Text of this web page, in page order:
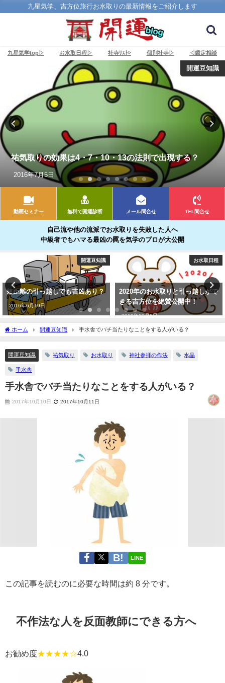
九星気学、吉方位旅行お水取りの最新情報をご紹介します
九星気学top▷ お水取日程▷ 社寺ﾘｽﾄ▷ 個別社寺▷ ◁鑑定相談
開運豆知識
祐気取りの効果は4・7・10・13の法則で出現する？
2016年7月5日
動画セミナー 無料で開運診断 メール問合せ TEL問合せ
自己流や他の流派でお水取りを失敗した人へ
中級者でもハマる最凶の罠を気学のプロが大公開
開運豆知識
短距離の引っ越しでも吉凶あり？
2016年6月19日
お水取日程
2020年のお水取りと引っ越しがで
きる吉方位を絶賛公開中！
2019年12月6日
ホーム 開運豆知識 手水舎でバチ当たりなことをする人がいる？
開運豆知識 祐気取り お水取り 神社参拝の作法 水晶
手水舎
手水舎でバチ当たりなことをする人がいる？
2017年10月10日 2017年10月11日
LINE
この記事を読むのに必要な時間は約 8 分です。
不作法な人を反面教師にできる方へ
お勧め度★★★★☆4.0